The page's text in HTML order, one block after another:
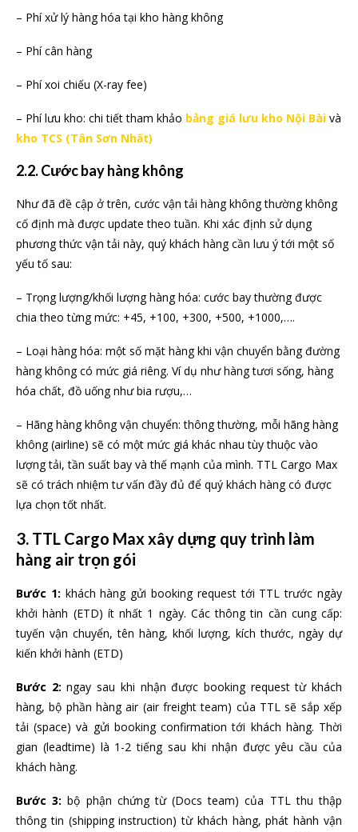
– Phí xử lý hàng hóa tại kho hàng không
– Phí cân hàng
– Phí xoi chiếu (X-ray fee)
– Phí lưu kho: chi tiết tham khảo bảng giá lưu kho Nội Bài và
kho TCS (Tân Sơn Nhất)
2.2. Cước bay hàng không
Như đã đề cập ở trên, cước vận tải hàng không thường không
cố định mà được update theo tuần. Khi xác định sử dụng
phương thức vận tải này, quý khách hàng cần lưu ý tới một số
yếu tố sau:
– Trọng lượng/khối lượng hàng hóa: cước bay thường được
chia theo từng mức: +45, +100, +300, +500, +1000,….
– Loại hàng hóa: một số mặt hàng khi vận chuyển bằng đường
hàng không có mức giá riêng. Ví dụ như hàng tươi sống, hàng
hóa chất, đồ uống như bia rượu,…
– Hãng hàng không vận chuyển: thông thường, mỗi hãng hàng
không (airline) sẽ có một mức giá khác nhau tùy thuộc vào
lượng tải, tần suất bay và thế mạnh của mình. TTL Cargo Max
sẽ có trách nhiệm tư vấn đầy đủ để quý khách hàng có được
lựa chọn tốt nhất.
3. TTL Cargo Max xây dựng quy trình làm
hàng air trọn gói
Bước 1: khách hàng gửi booking request tới TTL trước ngày
khởi hành (ETD) ít nhất 1 ngày. Các thông tin cần cung cấp:
tuyến vận chuyển, tên hàng, khối lượng, kích thước, ngày dự
kiến khởi hành (ETD)
Bước 2: ngay sau khi nhận được booking request từ khách
hàng, bộ phần hàng air (air freight team) của TTL sẽ sắp xếp
tải (space) và gửi booking confirmation tới khách hàng. Thời
gian (leadtime) là 1-2 tiếng sau khi nhận được yêu cầu của
khách hàng.
Bước 3: bộ phận chứng từ (Docs team) của TTL thu thập
thông tin (shipping instruction) từ khách hàng, phát hành vận